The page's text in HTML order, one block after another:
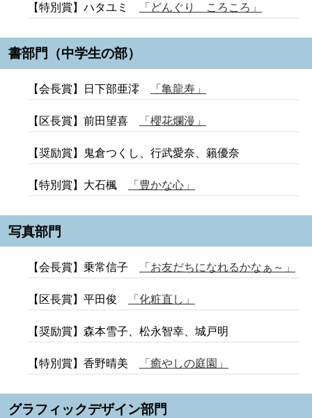
【特別賞】ハタユミ 「どんぐり ころころ」
書部門（中学生の部）
【会長賞】日下部亜澪 「亀龍寿」
【区長賞】前田望喜 「櫻花爛漫」
【奨励賞】鬼倉つくし、行武愛奈、籟優奈
【特別賞】大石楓 「豊かな心」
写真部門
【会長賞】乗常信子 「お友だちになれるかなぁ～」
【区長賞】平田俊 「化粧直し」
【奨励賞】森本雪子、松永智幸、城戸明
【特別賞】香野晴美 「癒やしの庭園」
グラフィックデザイン部門